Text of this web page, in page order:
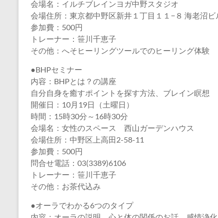
会場名：イルチブレインヨガ中野スタジオ
会場住所：東京都中野区新井１丁目１１−８ 海老沼ビ
参加費：500円
トレーナー：笹川千恵子
その他：へそヒーリングツールでのヒーリング体験
●BHPセミナー
内容：BHPとは？の講座
自分自身を癒すポイントを探す方法、ブレイン瞑想
開催日：10月19日（土曜日）
時間：15時30分～16時30分
会場名：女性のスペース 西山ガーデンハウス
会場住所：中野区上高田2-58-11
参加費：500円
問合せ電話：03(3389)6106
トレーナー：笹川千恵子
その他：お茶代込み
●オーラでわかる6つのタイプ